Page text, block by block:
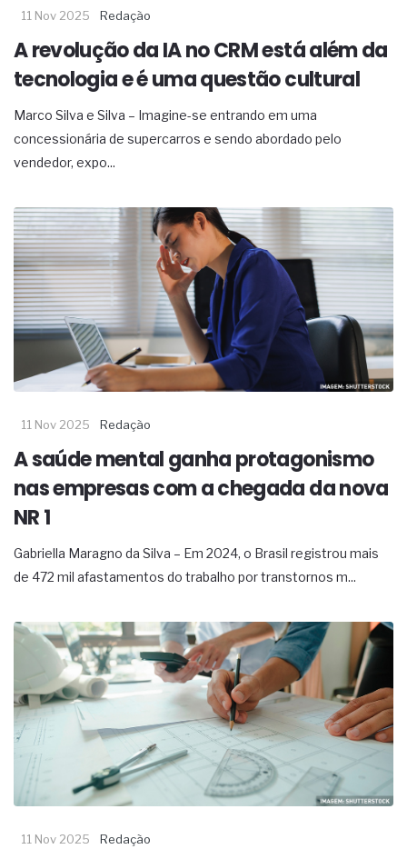
11 Nov 2025 Redação
A revolução da IA no CRM está além da
tecnologia e é uma questão cultural
Marco Silva e Silva – Imagine-se entrando em uma
concessionária de supercarros e sendo abordado pelo
vendedor, expo...
11 Nov 2025 Redação
A saúde mental ganha protagonismo
nas empresas com a chegada da nova
NR 1
Gabriella Maragno da Silva – Em 2024, o Brasil registrou mais
de 472 mil afastamentos do trabalho por transtornos m...
11 Nov 2025 Redação